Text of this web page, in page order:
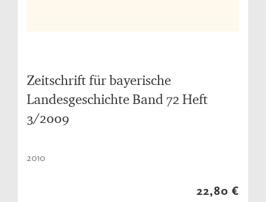
Zeitschrift für bayerische
Landesgeschichte Band 72 Heft
3/2009
2010
22,80 €